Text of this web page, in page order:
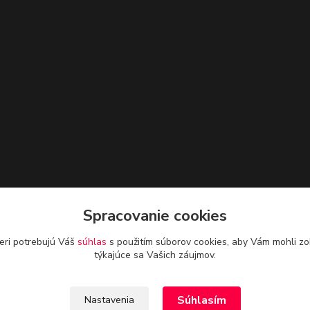
Spracovanie cookies
potrebujú Váš súhlas s použitím súborov cookies, aby Vám mohli
týkajúce sa Vašich záujmov.
Nastavenia Súhlasím